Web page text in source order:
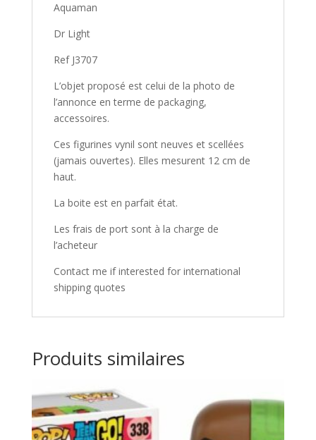
Aquaman
Dr Light
Ref J3707
L’objet proposé est celui de la photo de
l’annonce en terme de packaging,
accessoires.
Ces figurines vynil sont neuves et scellées
(jamais ouvertes). Elles mesurent 12 cm de
haut.
La boite est en parfait état.
Les frais de port sont à la charge de
l’acheteur
Contact me if interested for international
shipping quotes
Produits similaires